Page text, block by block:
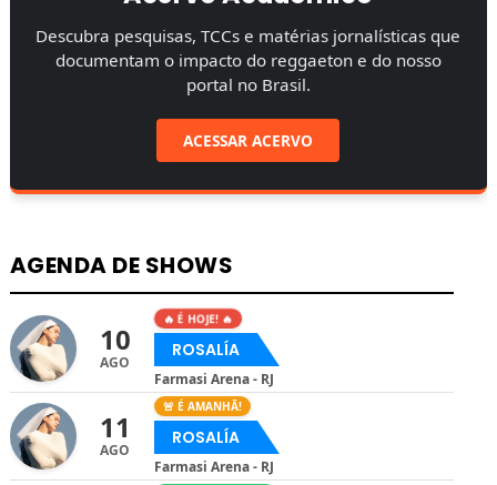
Descubra pesquisas, TCCs e matérias jornalísticas que
documentam o impacto do reggaeton e do nosso
portal no Brasil.
ACESSAR ACERVO
AGENDA DE SHOWS
10
AGO
🔥 É HOJE! 🔥
ROSALÍA
Farmasi Arena - RJ
11
AGO
🚨 É AMANHÃ!
ROSALÍA
Farmasi Arena - RJ